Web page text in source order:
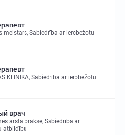
meistars, Sabiedrība ar ierobežotu
KLĪNIKA, Sabiedrība ar ierobežotu
врач
ārsta prakse, Sabiedrība ar
atbildību